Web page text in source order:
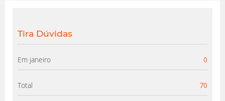
Tira Dúvidas
Em janeiro 0
Total 70